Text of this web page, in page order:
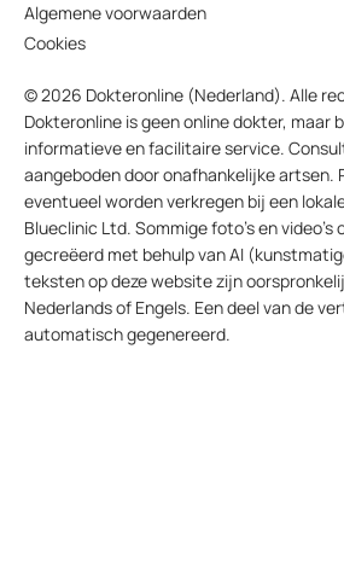
Algemene voorwaarden
Cookies
© 2026 Dokteronline (Nederland). Alle
Dokteronline is geen online dokter, maar
informatieve en facilitaire service.
aangeboden door onafhankelijke artsen.
eventueel worden verkregen bij een
Blueclinic Ltd. Sommige foto’s en
gecreëerd met behulp van AI
teksten op deze website zijn
Nederlands of Engels. Een deel van de
automatisch gegenereerd.